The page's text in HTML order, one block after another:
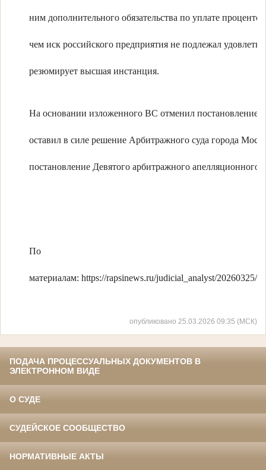
ним дополнительного обязательства по уплате
чем иск российского предприятия не подлежал
резюмирует высшая инстанция.
На основании изложенного ВС отменил постановление
оставил в силе решение Арбитражного суда города
постановление Девятого арбитражного апелляционного
По
материалам: https://rapsinews.ru/judicial_analyst/20260325/
опубликовано 25.03.2026 09:35 (МСК)
ПОДАЧА ПРОЦЕССУАЛЬНЫХ ДОКУМЕНТОВ В
ЭЛЕКТРОННОМ ВИДЕ
О СУДЕ
СУДЕЙСКОЕ СООБЩЕСТВО
НОРМАТИВНЫЕ АКТЫ